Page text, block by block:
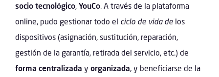
socio tecnológico ,YouCo . A través de la plataforma
online, pudo gestionar todo el ciclo de vida de los
dispositivos (asignación, sustitución, reparación,
gestión de la garantía, retirada del servicio, etc.) de
forma centralizada yorganizada , y beneficiarse de la